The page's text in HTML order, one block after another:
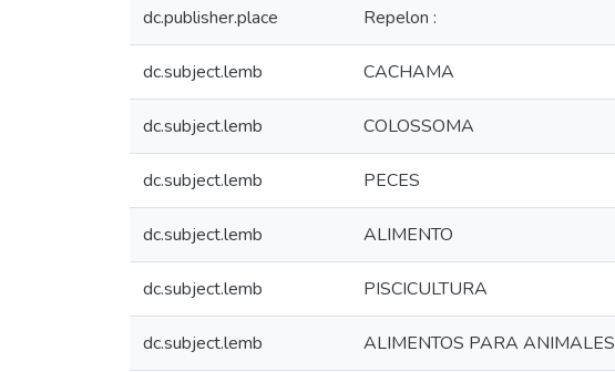
dc.publisher.place Repelon :
dc.subject.lemb CACHAMA
dc.subject.lemb COLOSSOMA
dc.subject.lemb PECES
dc.subject.lemb ALIMENTO
dc.subject.lemb PISCICULTURA
dc.subject.lemb ALIMENTOS PARA ANIMALES